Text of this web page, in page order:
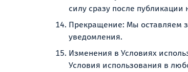
силу сразу после
Прекращение: Мы оставляем
уведомления.
Изменения в Условиях
Условия использования в